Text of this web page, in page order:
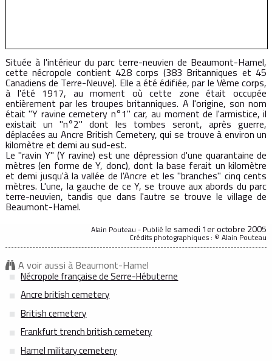
Située à l'intérieur du parc terre-neuvien de Beaumont-Hamel,
cette nécropole contient 428 corps (383 Britanniques et 45
Canadiens de Terre-Neuve). Elle a été édifiée, par le Vème corps,
à l'été 1917, au moment où cette zone était occupée
entièrement par les troupes britanniques. A l'origine, son nom
était "Y ravine cemetery n°1" car, au moment de l'armistice, il
existait un "n°2" dont les tombes seront, après guerre,
déplacées au Ancre British Cemetery, qui se trouve à environ un
kilomètre et demi au sud-est.
Le "ravin Y" (Y ravine) est une dépression d'une quarantaine de
mètres (en forme de Y, donc), dont la base ferait un kilomètre
et demi jusqu'à la vallée de l'Ancre et les "branches" cinq cents
mètres. L'une, la gauche de ce Y, se trouve aux abords du parc
terre-neuvien, tandis que dans l'autre se trouve le village de
Beaumont-Hamel.
Alain Pouteau - Publiéle samedi 1er octobre 2005
Crédits photographiques : © Alain Pouteau
A voir aussi à Beaumont-Hamel
Nécropole française de Serre-Hébuterne
Ancre british cemetery
British cemetery
Frankfurt trench british cemetery
Hamel military cemetery